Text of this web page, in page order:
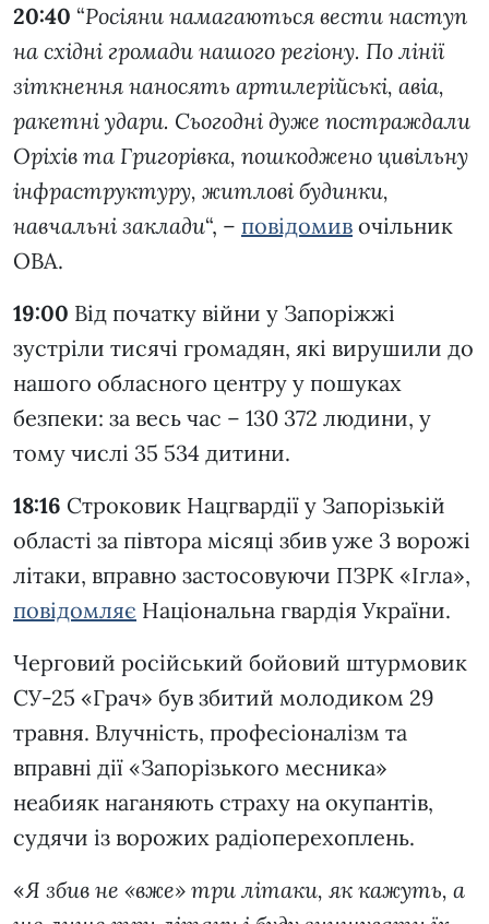
20:40 “Росіяни намагаються вести наступ
на східні громади нашого регіону. По лінії
зіткнення наносять артилерійські, авіа,
ракетні удари. Сьогодні дуже постраждали
Оріхів та Григорівка, пошкоджено цивільну
інфраструктуру, житлові будинки,
навчальні заклади“, – повідомив очільник
ОВА.
19:00 Від початку війни у Запоріжжі
зустріли тисячі громадян, які вирушили до
нашого обласного центру у пошуках
безпеки: за весь час – 130 372 людини, у
тому числі 35 534 дитини.
18:16 Строковик Нацгвардії у Запорізькій
області за півтора місяці збив уже 3 ворожі
літаки, вправно застосовуючи ПЗРК «Ігла»,
повідомляє Національна гвардія України.
Черговий російський бойовий штурмовик
СУ-25 «Грач» був збитий молодиком 29
травня. Влучність, професіоналізм та
вправні дії «Запорізького месника»
неабияк наганяють страху на окупантів,
судячи із ворожих радіоперехоплень.
«Я збив не «вже» три літаки, як кажуть, а